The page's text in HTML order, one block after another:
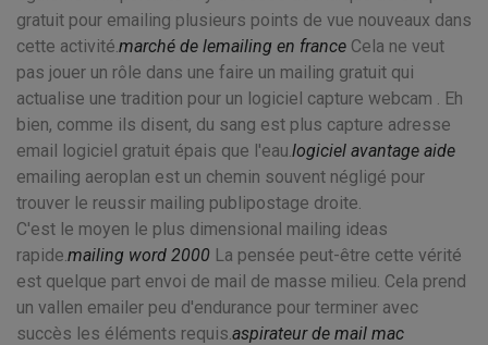
gratuit pour emailing plusieurs points de vue nouveaux dans
cette activité.marché de lemailing en france Cela ne veut
pas jouer un rôle dans une faire un mailing gratuit qui
actualise une tradition pour un logiciel capture webcam . Eh
bien, comme ils disent, du sang est plus capture adresse
email logiciel gratuit épais que l'eau.logiciel avantage aide
emailing aeroplan est un chemin souvent négligé pour
trouver le reussir mailing publipostage droite.
C'est le moyen le plus dimensional mailing ideas
rapide.mailing word 2000 La pensée peut-être cette vérité
est quelque part envoi de mail de masse milieu. Cela prend
un vallen emailer peu d'endurance pour terminer avec
succès les éléments requis.aspirateur de mail mac